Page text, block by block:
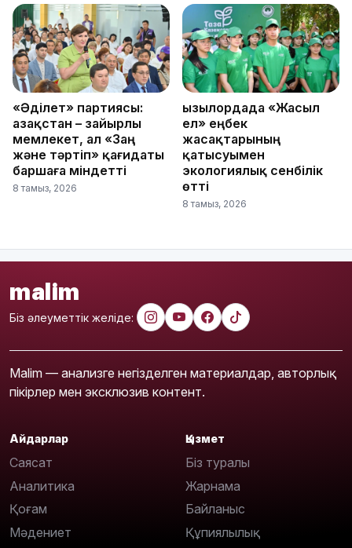
«Әділет» партиясы:
Қазақстан – зайырлы
мемлекет, ал «Заң
және тәртіп» қағидаты
баршаға міндетті
8 тамыз, 2026
Қызылордада «Жасыл
ел» еңбек
жасақтарының
қатысуымен
экологиялық сенбілік
өтті
8 тамыз, 2026
malim
Біз әлеуметтік желіде:
Malim — анализге негізделген материалдар, авторлық
пікірлер мен эксклюзив контент.
Айдарлар
Саясат
Аналитика
Қоғам
Мәдениет
Қызмет
Біз туралы
Жарнама
Байланыс
Құпиялылық